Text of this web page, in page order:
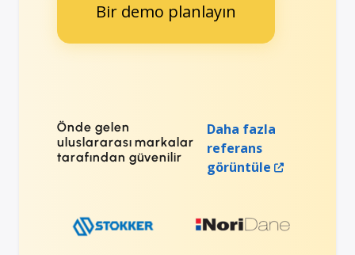
Bir demo planlayın
Önde gelen
uluslararası markalar
tarafından güvenilir
Daha fazla
referans
görüntüle